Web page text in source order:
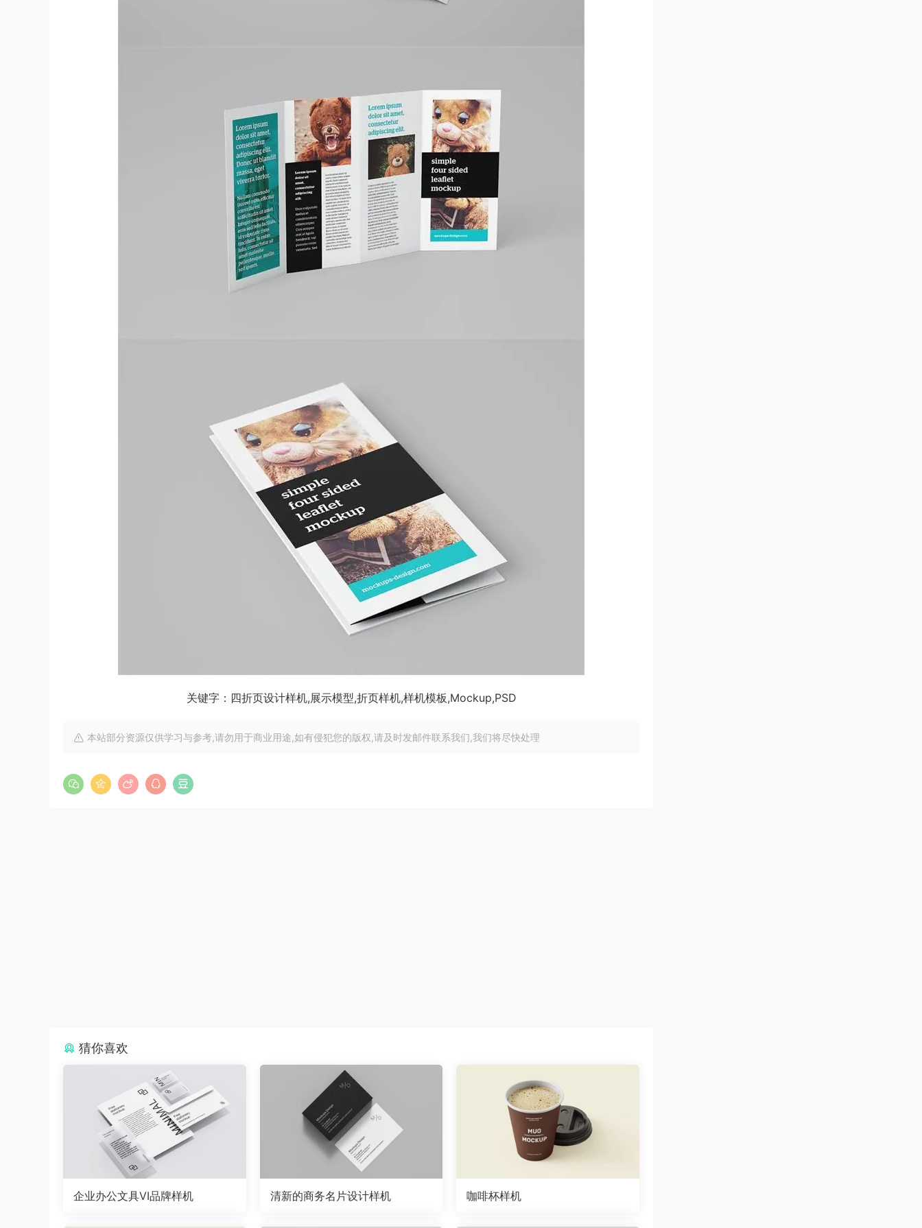
关键字：四折页设计样机,展示模型,折页样机,样机模板,Mockup,PSD
本站部分资源仅供学习与参考,请勿用于商业用途,如有侵犯您的版权,请及时发邮件联系我们,我们将尽快处理
猜你喜欢
企业办公文具VI品牌样机 清新的商务名片设计样机 咖啡杯样机